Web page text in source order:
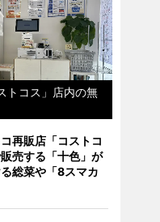
トコス」店内の無
再販店「コストコ
売する「十色」が
総菜や「8スマカ